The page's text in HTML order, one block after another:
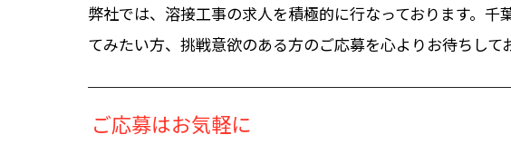
弊社では、溶接工事の求人を積極的に行なっております。千
てみたい方、挑戦意欲のある方のご応募を心よりお待ちして
ご応募はお気軽に